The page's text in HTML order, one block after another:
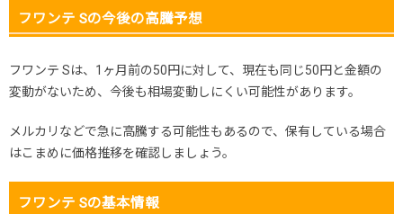
フワンテ Sの今後の高騰予想
フワンテ Sは、1ヶ月前の50円に対して、現在も同じ50円と金額の
変動がないため、今後も相場変動しにくい可能性があります。
メルカリなどで急に高騰する可能性もあるので、保有している場合
はこまめに価格推移を確認しましょう。
フワンテ Sの基本情報